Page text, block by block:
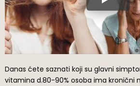
Danas ćete saznati koji su glavni
vitamina d.80-90% osoba ima kronični